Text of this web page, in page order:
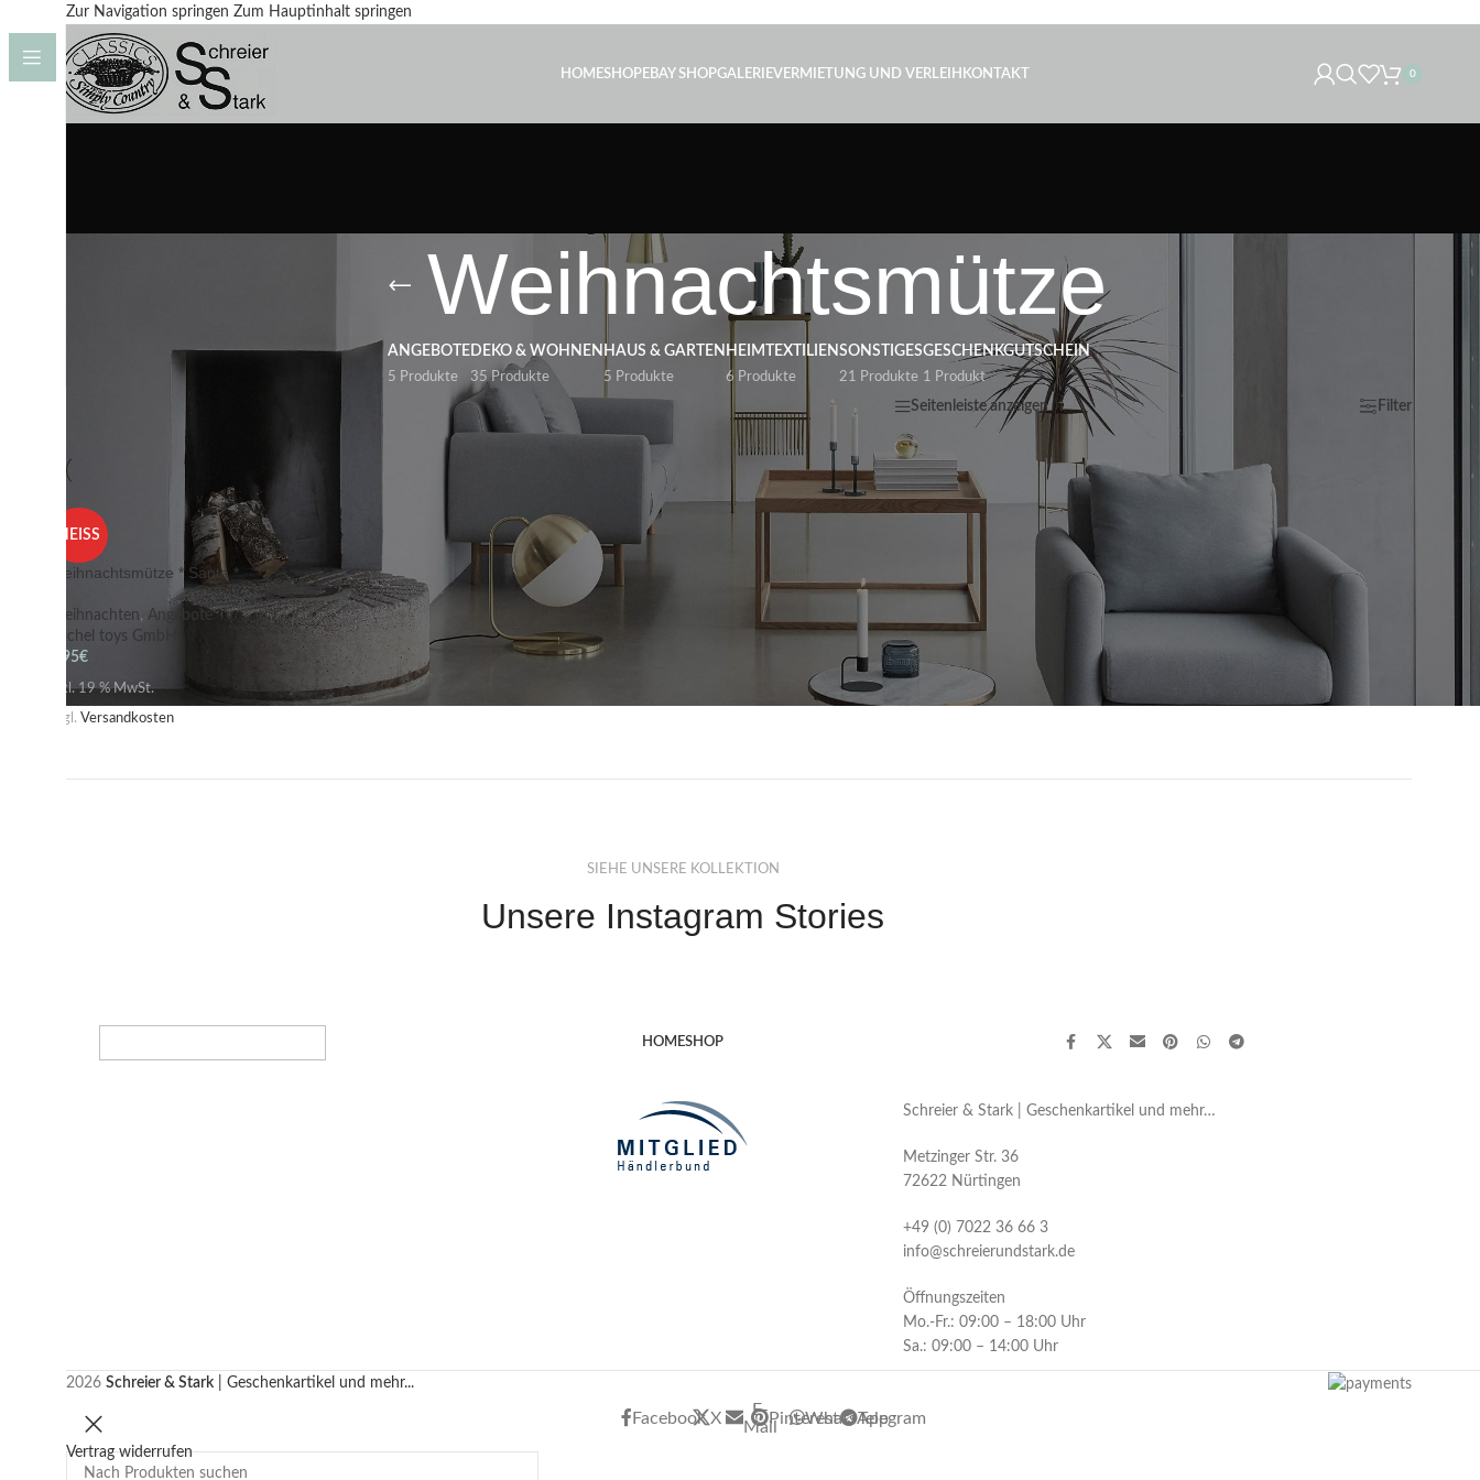
Zur Navigation springen Zum Hauptinhalt springen
HOMESHOPEBAY SHOPGALERIEVERMIETUNG UND VERLEIH KONTAKT 0
Weihnachtsmütze
ANGEBOTE
5 Produkte
DEKO & WOHNEN
35 Produkte
HAUS & GARTEN
5 Produkte
HEIMTEXTILIEN
6 Produkte
SONSTIGES
21 Produkte
GESCHENKGUTSCHEIN
1 Produkt
Seitenleiste anzeigenAnzeigen 9 12 Filter
HEISS
Weihnachtsmütze * Santa *
Weihnachten, Angebote
Michel toys GmbH
3,95€
inkl. 19 % MwSt.
zzgl. Versandkosten
SIEHE UNSERE KOLLEKTION
Unsere Instagram Stories
HOMESHOP
Schreier & Stark | Geschenkartikel und mehr…
Metzinger Str. 36
72622 Nürtingen
+49 (0) 7022 36 66 3
info@schreierundstark.de
Öffnungszeiten
Mo.-Fr.: 09:00 – 18:00 Uhr
Sa.: 09:00 – 14:00 Uhr
2026 Schreier & Stark | Geschenkartikel und mehr...
Facebook X
E-
MailPinterestWhatsAppTelegram
Vertrag widerrufen